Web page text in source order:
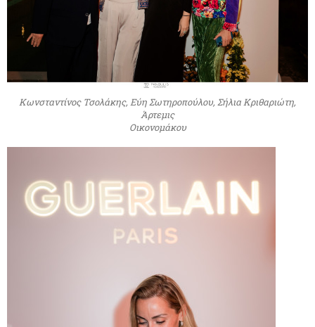
Κωνσταντίνος Τσολάκης, Εύη Σωτηροπούλου, Σήλια Κριθαριώτη,
Άρτεμις
Οικονομάκου